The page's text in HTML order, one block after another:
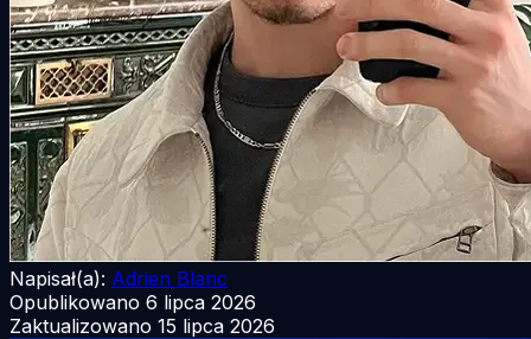
Napisał(a): Adrien Blanc
Opublikowano 6 lipca 2026
Zaktualizowano 15 lipca 2026